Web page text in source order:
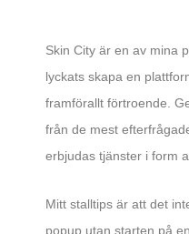
Skin City är en av mina
lyckats skapa en
framförallt förtroende.
från de mest
erbjudas tjänster i form
Mitt stalltips är att det
popup utan starten på